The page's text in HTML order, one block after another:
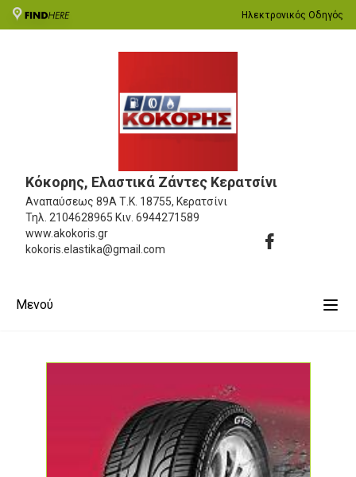
Ηλεκτρονικός Οδηγός
Κόκορης, Ελαστικά Ζάντες Κερατσίνι
Αναπαύσεως 89Α Τ.Κ. 18755, Κερατσίνι
Τηλ. 2104628965 Κιν. 6944271589
www.akokoris.gr
kokoris.elastika@gmail.com
Μενού